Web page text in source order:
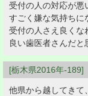
受付の人の対応が悪
すごく嫌な気持ちに
受付の人さえ良くな
良い歯医者さんだと
[栃木県2016年-
他県から越してきて